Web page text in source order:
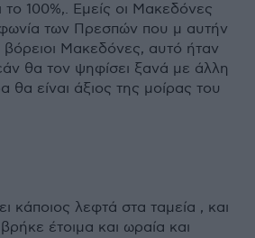
το 100%,. Εμείς οι Μακεδόνες
των Πρεσπών που μ αυτήν
βόρειοι Μακεδόνες, αυτό ήταν
θα τον ψηφίσει ξανά με άλλη
θα είναι άξιος της μοίρας του
κάποιος λεφτά στα ταμεία , και
έτοιμα και ωραία και